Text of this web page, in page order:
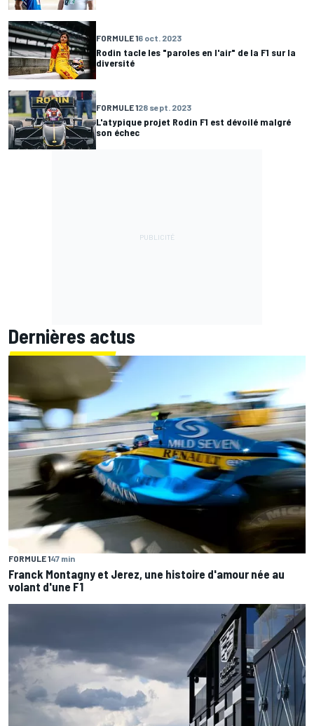
FORMULE 16 oct. 2023
Rodin tacle les "paroles en l'air" de la F1 sur la
diversité
FORMULE 128 sept. 2023
L'atypique projet Rodin F1 est dévoilé malgré
son échec
Dernières actus
FORMULE 147 min
Franck Montagny et Jerez, une histoire d'amour née au
volant d'une F1